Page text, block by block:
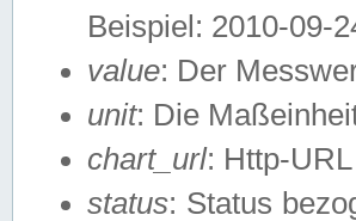
Beispiel: 2010-09-
value: Der
unit: Die
chart_url: Http-
status: Status